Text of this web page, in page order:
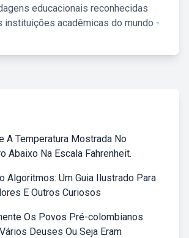
educacionais reconhecidas
instituições acadêmicas do mundo -
A Temperatura Mostrada No
Abaixo Na Escala Fahrenheit.
Algoritmos: Um Guia Ilustrado Para
E Outros Curiosos
Os Povos Pré-colombianos
Deuses Ou Seja Eram